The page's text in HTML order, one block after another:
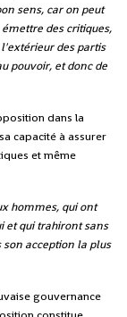
sens, car on peut
des critiques,
des partis
pouvoir, et donc de
dans la
capacité à assurer
et même
hommes, qui ont
et qui trahiront sans
acception la plus
gouvernance